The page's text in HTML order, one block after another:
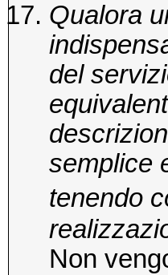
Qualora
del
semplice
tenendo
Non